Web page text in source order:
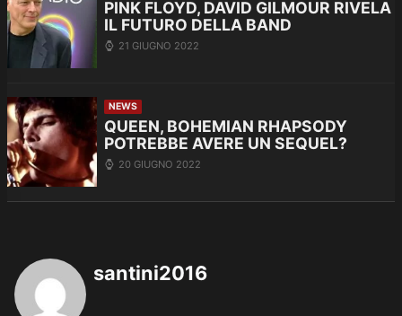
PINK FLOYD, DAVID GILMOUR RIVELA
IL FUTURO DELLA BAND
21 GIUGNO 2022
NEWS
QUEEN, BOHEMIAN RHAPSODY
POTREBBE AVERE UN SEQUEL?
20 GIUGNO 2022
santini2016